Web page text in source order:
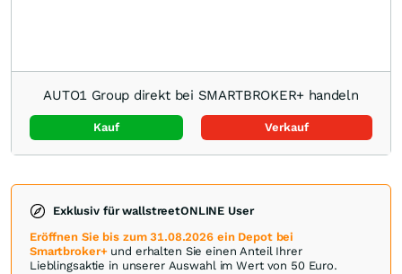
AUTO1 Group direkt bei SMARTBROKER+ handeln
Kauf Verkauf
Exklusiv für wallstreetONLINE User
Eröffnen Sie bis zum 31.08.2026 ein Depot bei
Smartbroker+und erhalten Sie einen Anteil Ihrer
Lieblingsaktie in unserer Auswahl im Wert von 50 Euro.